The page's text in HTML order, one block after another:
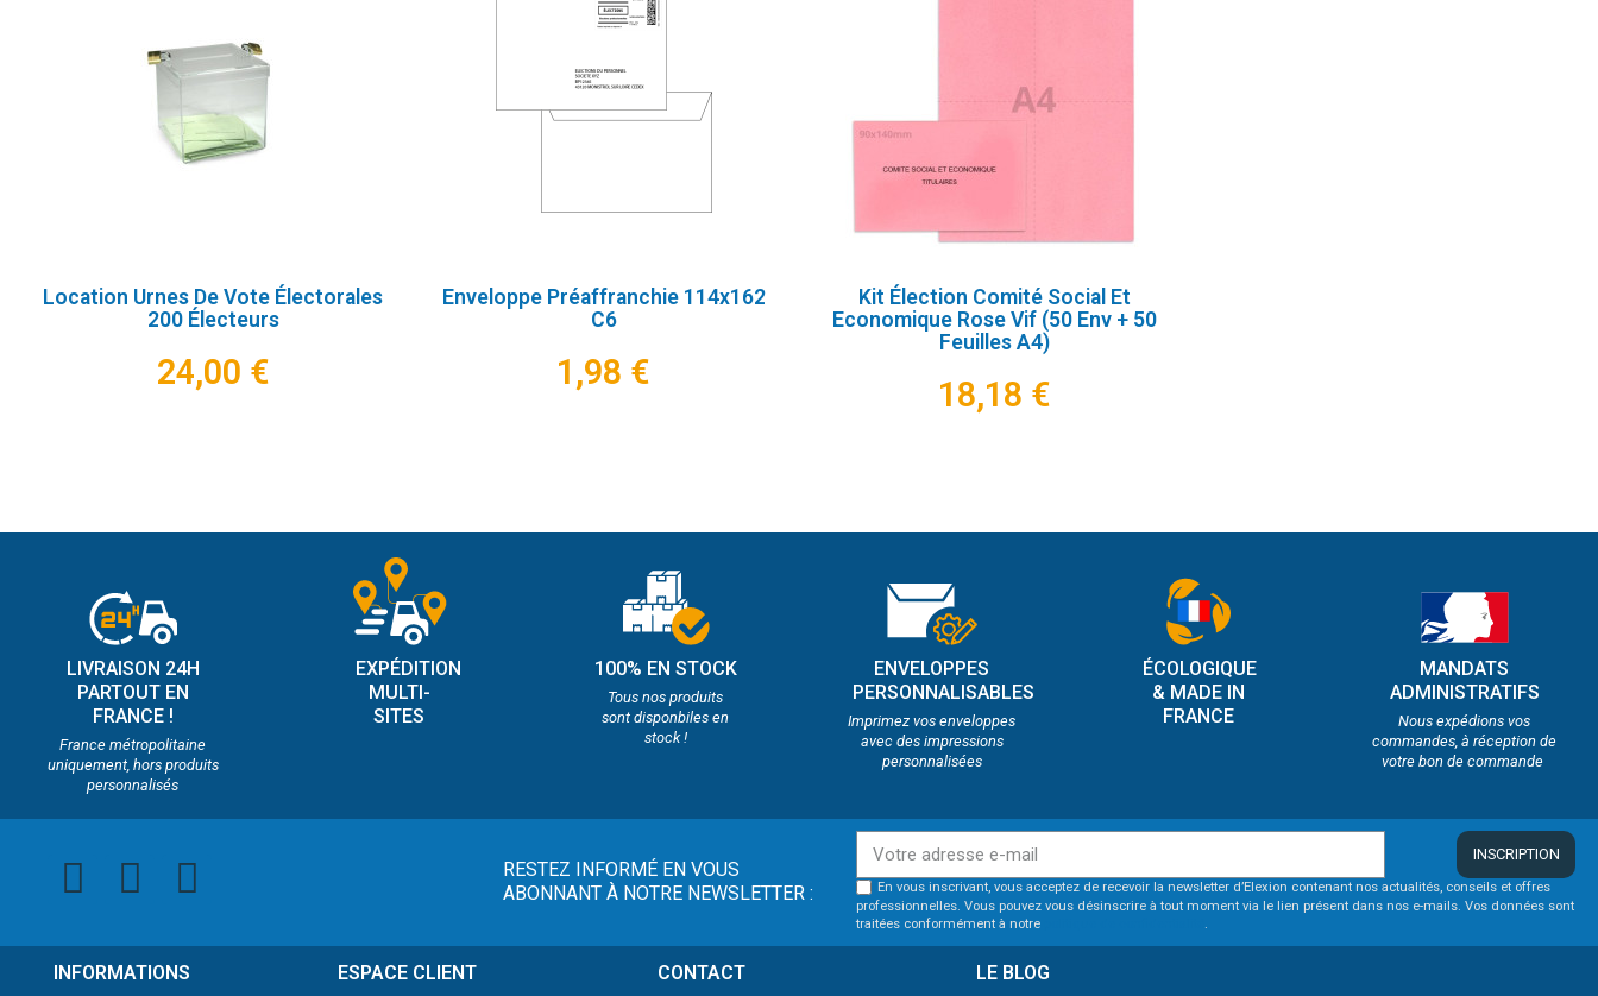
Location Urnes De Vote Électorales
200 Électeurs
24,00 €
Enveloppe Préaffranchie 114x162
C6
1,98 €
Kit Élection Comité Social Et
Economique Rose Vif (50 Env + 50
Feuilles A4)
18,18 €
LIVRAISON 24H
PARTOUT EN
FRANCE !
France métropolitaine
uniquement, hors produits
personnalisés
EXPÉDITION
MULTI-
SITES
100% EN STOCK
Tous nos produits
sont disponbiles en
stock !
ENVELOPPES
PERSONNALISABLES
Imprimez vos enveloppes
avec des impressions
personnalisées
ÉCOLOGIQUE
& MADE IN
FRANCE
MANDATS
ADMINISTRATIFS
Nous expédions vos
commandes, à réception de
votre bon de commande
RESTEZ INFORMÉ EN VOUS
ABONNANT À NOTRE NEWSLETTER :
INSCRIPTION
En vous inscrivant, vous acceptez de recevoir la newsletter d’Elexion contenant nos actualités, conseils et offres
professionnelles. Vous pouvez vous désinscrire à tout moment via le lien présent dans nos e-mails. Vos données sont
traitées conformément à notre
.
INFORMATIONS ESPACE CLIENT CONTACT LE BLOG